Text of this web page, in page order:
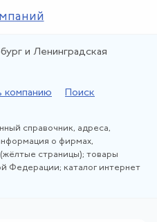
и Ленинградская
компанию Поиск
справочник, адреса,
о фирмах,
страницы); товары
Федерации; каталог интернет